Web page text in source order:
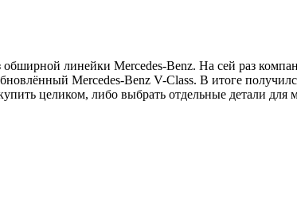
линейки Mercedes-Benz. На сей раз
Mercedes-Benz V-Class. В итоге
целиком, либо выбрать отдельные детали для